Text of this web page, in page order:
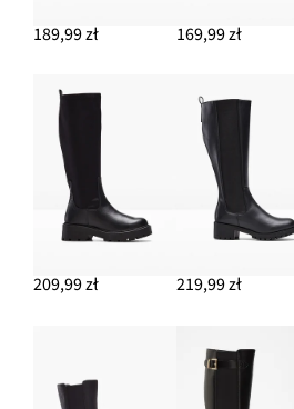
64,99 zł
DODAJ DO KOSZYKA
189,99 zł 169,99 zł
209,99 zł 219,99 zł